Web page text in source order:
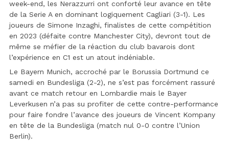
week-end, les Nerazzurri ont conforté leur avance en tête
de la Serie A en dominant logiquement Cagliari (3-1). Les
joueurs de Simone Inzaghi, finalistes de cette compétition
en 2023 (défaite contre Manchester City), devront tout de
même se méfier de la réaction du club bavarois dont
l’expérience en C1 est un atout indéniable.
Le Bayern Munich, accroché par le Borussia Dortmund ce
samedi en Bundesliga (2-2), ne s’est pas forcément rassuré
avant ce match retour en Lombardie mais le Bayer
Leverkusen n’a pas su profiter de cette contre-performance
pour faire fondre l’avance des joueurs de Vincent Kompany
en tête de la Bundesliga (match nul 0-0 contre l’Union
Berlin).